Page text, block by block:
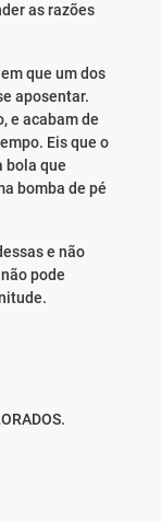
as razões
que um dos
aposentar.
e acabam de
Eis que o
bola que
bomba de pé
e não
pode